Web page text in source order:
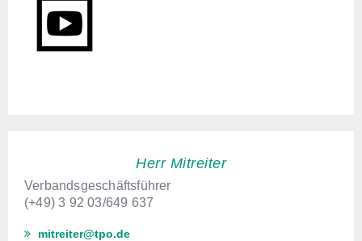
Herr Mitreiter
Verbandsgeschäftsführer
(+49) 3 92 03/649 637
mitreiter@tpo.de